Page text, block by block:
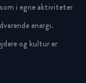
i egne aktiviteter
energi.
og kultur er